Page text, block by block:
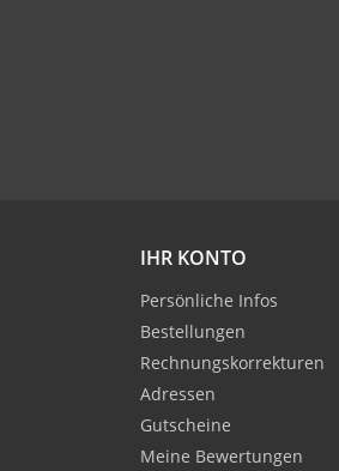
IHR KONTO
Persönliche Infos
Bestellungen
Rechnungskorrekturen
Adressen
Gutscheine
Meine Bewertungen